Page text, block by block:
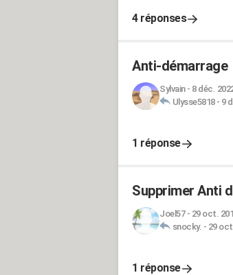
4 réponses
Anti-démarrage
Sylvain- 8 déc.
Ulysse5818- 9
1 réponse
Supprimer Anti
Joel57- 29 oct.
snocky. - 29
1 réponse